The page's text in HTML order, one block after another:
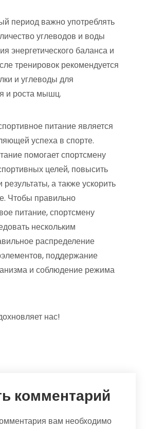
период важно употреблять
углеводов и воды
энергетического баланса и
тренировок рекомендуется
и углеводы для
и роста мышц.
питание является
успеха в спорте.
помогает спортсмену
целей, повысить
а также ускорить
Чтобы правильно
питание, спортсмену
нескольким
распределение
поддержание
и соблюдение режима
нас!
комментарий
вам необходимо